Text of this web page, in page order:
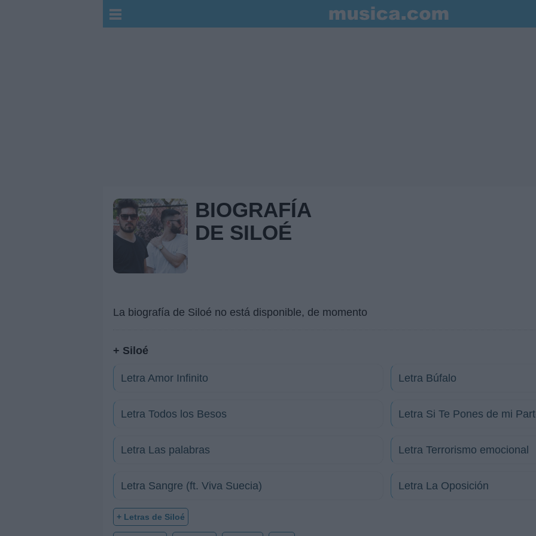
BIOGRAFÍA
DE SILOÉ
La biografía de Siloé no está disponible, de momento
+ Siloé
Letra Amor Infinito Letra Búfalo
Letra Todos los Besos Letra Si Te Pones de mi
Letra Las palabras Letra Terrorismo emocional
Letra Sangre (ft. Viva Suecia) Letra La Oposición
+ Letras de Siloé